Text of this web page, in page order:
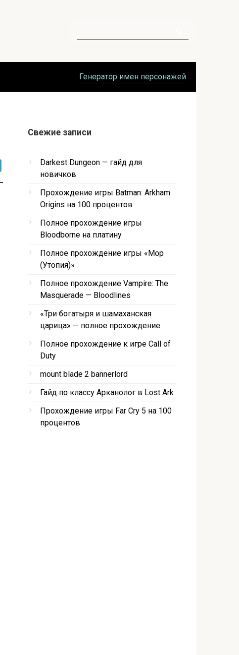
Генератор имен персонажей
Свежие записи
Darkest Dungeon — гайд для
новичков
Прохождение игры Batman: Arkham
Origins на 100 процентов
Полное прохождение игры
Bloodborne на платину
Полное прохождение игры «Мор
(Утопия)»
Полное прохождение Vampire: The
Masquerade — Bloodlines
«Три богатыря и шамаханская
царица» — полное прохождение
Полное прохождение к игре Call of
Duty
mount blade 2 bannerlord
Гайд по классу Арканолог в Lost Ark
Прохождение игры Far Cry 5 на 100
процентов